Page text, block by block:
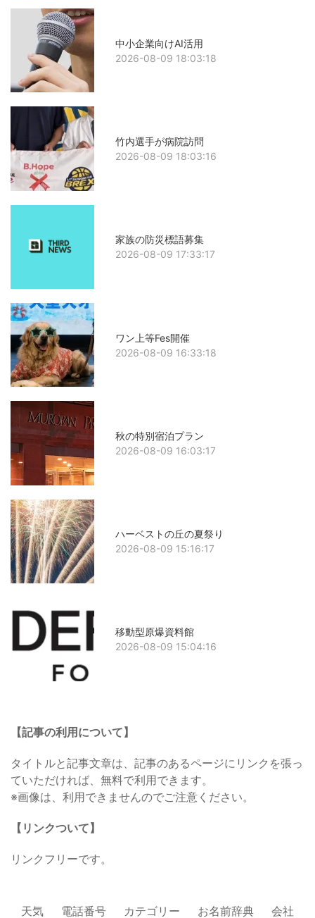
中小企業向けAI活用
2026-08-09 18:03:18
竹内選手が病院訪問
2026-08-09 18:03:16
家族の防災標語募集
2026-08-09 17:33:17
ワン上等Fes開催
2026-08-09 16:33:18
秋の特別宿泊プラン
2026-08-09 16:03:17
ハーベストの丘の夏祭り
2026-08-09 15:16:17
移動型原爆資料館
2026-08-09 15:04:16
【記事の利用について】
タイトルと記事文章は、記事のあるページにリンクを張っ
ていただければ、無料で利用できます。
※画像は、利用できませんのでご注意ください。
【リンクついて】
リンクフリーです。
天気 電話番号 カテゴリー お名前辞典 会社